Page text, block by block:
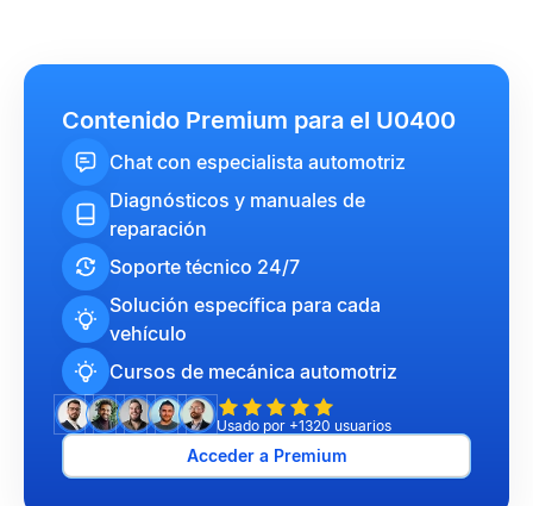
Contenido Premium para el U0400
Chat con especialista automotriz
Diagnósticos y manuales de
reparación
Soporte técnico 24/7
Solución específica para cada
vehículo
Cursos de mecánica automotriz
Usado por +1320 usuarios
Acceder a Premium